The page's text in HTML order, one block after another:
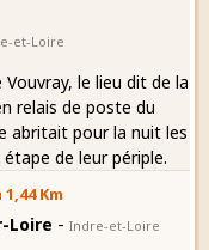
et-Loire
le lieu dit de la
relais de poste du
abritait pour la nuit les
de leur périple.
1,44 Km
Loire -Indre-et-Loire